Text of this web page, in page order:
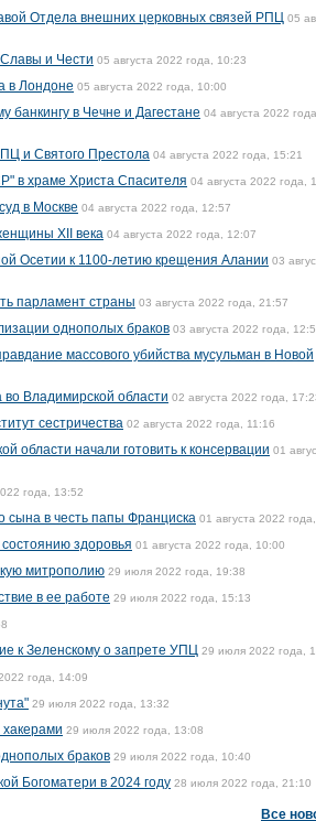
Отдела внешних церковных связей РПЦ 05
и Чести 05 августа 2022 года, 10:23
в Лондоне 05 августа 2022 года, 10:00
банкингу в Чечне и Дагестане 04 августа 2022 года,
и Святого Престола 04 августа 2022 года, 15:21
в храме Христа Спасителя 04 августа 2022 года,
в Москве 04 августа 2022 года, 12:57
XII века 04 августа 2022 года, 12:07
Осетии к 1100-летию крещения Алании 03
парламент страны 03 августа 2022 года, 21:57
однополых браков 03 августа 2022 года,
массового убийства мусульман в Новой
во Владимирской области 02 августа 2022 года,
сестричества 02 августа 2022 года, 11:16
области начали готовить к консервации 01
года, 13:52
сына в честь папы Франциска 01 августа 2022
здоровья 01 августа 2022 года, 10:00
митрополию 29 июля 2022 года, 19:38
в ее работе 29 июля 2022 года, 15:13
к Зеленскому о запрете УПЦ 29 июля 2022 года,
года, 14:09
29 июля 2022 года, 13:32
29 июля 2022 года, 13:08
браков 29 июля 2022 года, 10:40
Богоматери в 2024 году 28 июля 2022 года, 21:10
Все